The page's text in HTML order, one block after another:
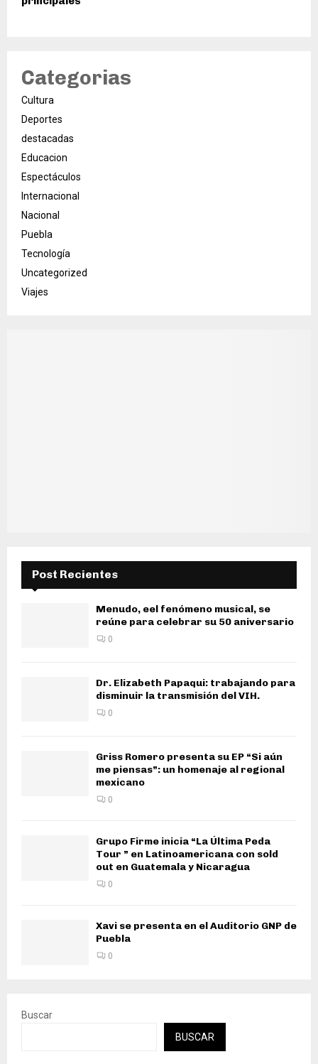
Categorias
Cultura
Deportes
destacadas
Educacion
Espectáculos
Internacional
Nacional
Puebla
Tecnología
Uncategorized
Viajes
Post Recientes
Menudo, eel fenómeno musical, se
reúne para celebrar su 50 aniversario
0
Dr. Elizabeth Papaqui: trabajando para
disminuir la transmisión del VIH.
0
Griss Romero presenta su EP “Si aún
me piensas”: un homenaje al regional
mexicano
0
Grupo Firme inicia “La Última Peda
Tour ” en Latinoamericana con sold
out en Guatemala y Nicaragua
0
Xavi se presenta en el Auditorio GNP de
Puebla
0
Buscar
BUSCAR